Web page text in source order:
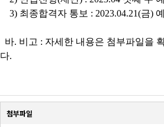
3) 최종합격자 통보 : 2023.04.21(금)
바. 비고 : 자세한 내용은 첨부파일을
다.
첨부파일